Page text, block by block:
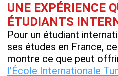
UNE EXPÉRIENCE
ÉTUDIANTS
Pour un étudiant
ses études en France,
montre ce que peut
l’École Internationale